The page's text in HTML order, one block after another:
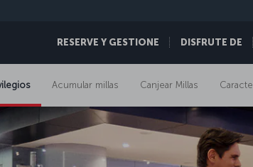
RESERVE Y GESTIONE DISFRUTE DE
Acumular millas Canjear Millas